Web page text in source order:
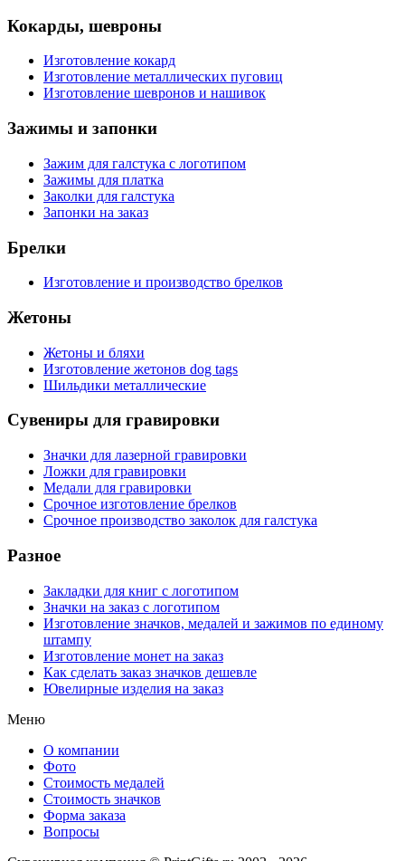
Кокарды, шевроны
Изготовление кокард
Изготовление металлических пуговиц
Изготовление шевронов и нашивок
Зажимы и запонки
Зажим для галстука с логотипом
Зажимы для платка
Заколки для галстука
Запонки на заказ
Брелки
Изготовление и производство брелков
Жетоны
Жетоны и бляхи
Изготовление жетонов dog tags
Шильдики металлические
Сувениры для гравировки
Значки для лазерной гравировки
Ложки для гравировки
Медали для гравировки
Срочное изготовление брелков
Срочное производство заколок для галстука
Разное
Закладки для книг с логотипом
Значки на заказ с логотипом
Изготовление значков, медалей и зажимов по единому
штампу
Изготовление монет на заказ
Как сделать заказ значков дешевле
Ювелирные изделия на заказ
Меню
О компании
Фото
Стоимость медалей
Стоимость значков
Форма заказа
Вопросы